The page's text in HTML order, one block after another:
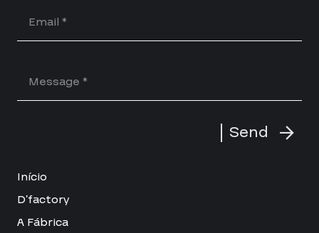
Send
Início
D’factory
A Fábrica